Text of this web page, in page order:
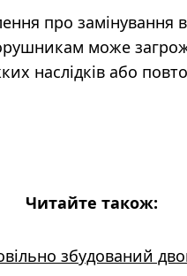
про замінування
може
наслідків або
Читайте також:
збудований